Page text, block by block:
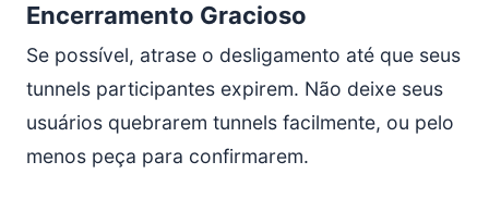
Encerramento Gracioso
Se possível, atrase o desligamento até que seus
tunnels participantes expirem. Não deixe seus
usuários quebrarem tunnels facilmente, ou pelo
menos peça para confirmarem.